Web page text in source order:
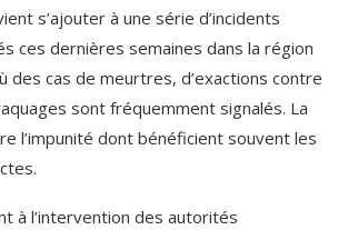
s’ajouter à une série d’incidents
ces dernières semaines dans la région
des cas de meurtres, d’exactions contre
sont fréquemment signalés. La
l’impunité dont bénéficient souvent les
à l’intervention des autorités